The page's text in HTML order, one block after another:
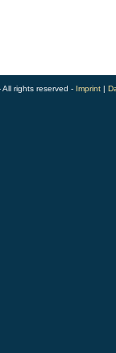
rights reserved - Imprint |